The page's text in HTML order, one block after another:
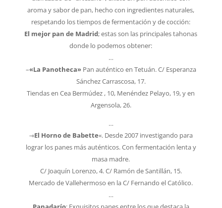
aroma y sabor de pan, hecho con ingredientes naturales,
respetando los tiempos de fermentación y de cocción:
El mejor pan de Madrid; estas son las principales tahonas
donde lo podemos obtener:
…
–«La Panotheca» Pan auténtico en Tetuán. C/ Esperanza
Sánchez Carrascosa, 17.
Tiendas en Cea Bermúdez , 10, Menéndez Pelayo, 19, y en
Argensola, 26.
…
-«El Horno de Babette«. Desde 2007 investigando para
lograr los panes más auténticos. Con fermentación lenta y
masa madre.
C/ Joaquín Lorenzo, 4. C/ Ramón de Santillán, 15.
Mercado de Vallehermoso en la C/ Fernando el Católico.
…